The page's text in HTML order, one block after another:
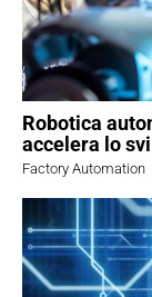
Robotica
accelera lo
Factory Automation